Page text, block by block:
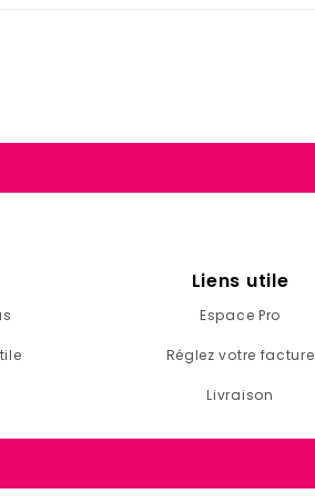
Liens utile
Espace Pro
Réglez votre facture
Livraison